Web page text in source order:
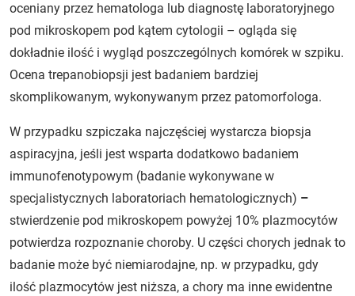
oceniany przez hematologa lub diagnostę laboratoryjnego
pod mikroskopem pod kątem cytologii – ogląda się
dokładnie ilość i wygląd poszczególnych komórek w szpiku.
Ocena trepanobiopsji jest badaniem bardziej
skomplikowanym, wykonywanym przez patomorfologa.
W przypadku szpiczaka najczęściej wystarcza biopsja
aspiracyjna, jeśli jest wsparta dodatkowo badaniem
immunofenotypowym (badanie wykonywane w
specjalistycznych laboratoriach hematologicznych) –
stwierdzenie pod mikroskopem powyżej 10% plazmocytów
potwierdza rozpoznanie choroby. U części chorych jednak to
badanie może być niemiarodajne, np. w przypadku, gdy
ilość plazmocytów jest niższa, a chory ma inne ewidentne